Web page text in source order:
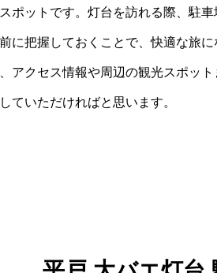
ポットです。灯台を訪れる際、駐
に把握しておくことで、快適な旅
アクセス情報や周辺の観光スポッ
ていただければと思います。